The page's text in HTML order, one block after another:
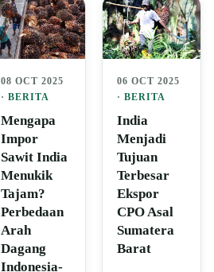
08 OCT 2025
·BERITA
Mengapa
Impor
Sawit India
Menukik
Tajam?
Perbedaan
Arah
Dagang
Indonesia-
06 OCT 2025
· BERITA
India
Menjadi
Tujuan
Terbesar
Ekspor
CPO Asal
Sumatera
Barat